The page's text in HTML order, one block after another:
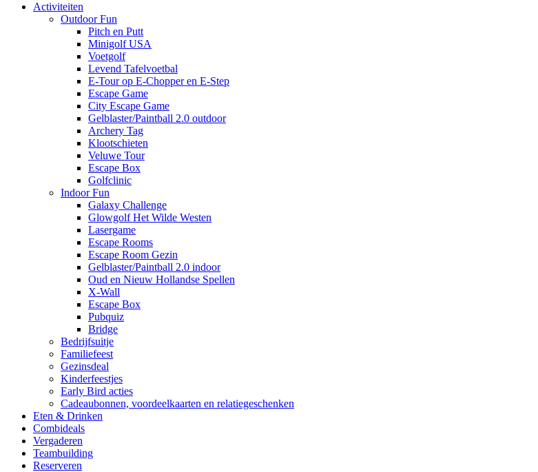
Activiteiten
Outdoor Fun
Pitch en Putt
Minigolf USA
Voetgolf
Levend Tafelvoetbal
E-Tour op E-Chopper en E-Step
Escape Game
City Escape Game
Gelblaster/Paintball 2.0 outdoor
Archery Tag
Klootschieten
Veluwe Tour
Escape Box
Golfclinic
Indoor Fun
Galaxy Challenge
Glowgolf Het Wilde Westen
Lasergame
Escape Rooms
Escape Room Gezin
Gelblaster/Paintball 2.0 indoor
Oud en Nieuw Hollandse Spellen
X-Wall
Escape Box
Pubquiz
Bridge
Bedrijfsuitje
Familiefeest
Gezinsdeal
Kinderfeestjes
Early Bird acties
Cadeaubonnen, voordeelkaarten en relatiegeschenken
Eten & Drinken
Combideals
Vergaderen
Teambuilding
Reserveren